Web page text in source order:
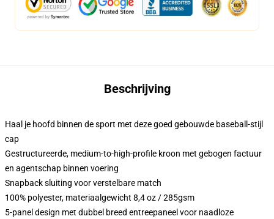
Beschrijving
Haal je hoofd binnen de sport met deze goed gebouwde baseball-stijl
cap
Gestructureerde, medium-to-high-profile kroon met gebogen factuur
en agentschap binnen voering
Snapback sluiting voor verstelbare match
100% polyester, materiaalgewicht 8,4 oz / 285gsm
5-panel design met dubbel breed entreepaneel voor naadloze